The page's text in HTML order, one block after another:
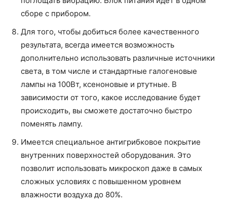
сборе с прибором.
Для того, чтобы добиться более качественного
результата, всегда имеется возможность
дополнительно использовать различные источники
света, в том числе и стандартные галогеновые
лампы на 100Вт, ксеноновые и ртутные. В
зависимости от того, какое исследование будет
происходить, вы сможете достаточно быстро
поменять лампу.
Имеется специальное антигрибковое покрытие
внутренних поверхностей оборудования. Это
позволит использовать микроскоп даже в самых
сложных условиях с повышенном уровнем
влажности воздуха до 80%.